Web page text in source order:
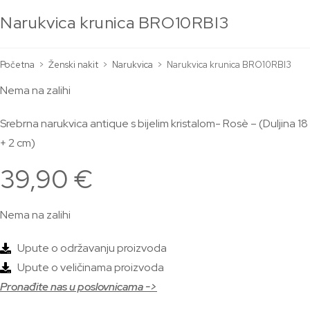
Narukvica krunica BRO10RBI3
Početna > Ženski nakit > Narukvica > Narukvica krunica BRO10RBI3
Nema na zalihi
Srebrna narukvica antique s bijelim kristalom- Rosè – (Duljina 18
+ 2 cm)
39,90 €
Nema na zalihi
Upute o održavanju proizvoda
Upute o veličinama proizvoda
Pronađite nas u poslovnicama ->